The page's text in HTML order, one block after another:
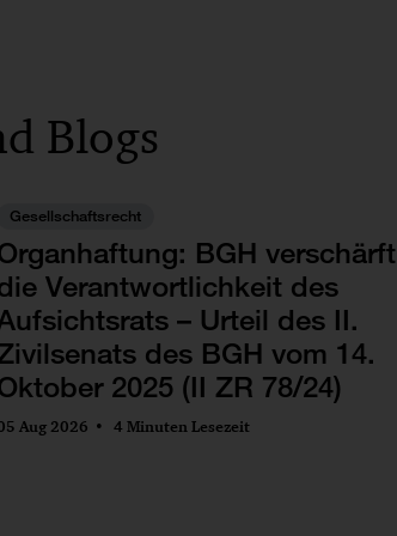
Blogs
Gesellschaftsrecht
BGH verschärft
Verantwortlichkeit des
– Urteil des II.
des BGH vom 14.
2025 (II ZR 78/24)
Aug 2026 4 Minuten Lesezeit